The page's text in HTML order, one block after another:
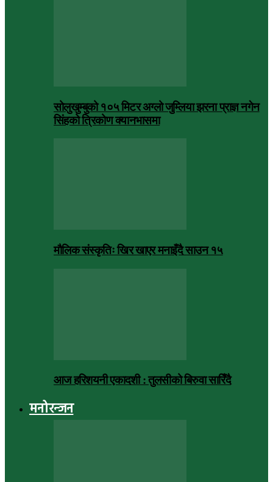
सोलुखुम्बुको १०५ मिटर अग्लो जुम्लिया झरना प्राज्ञ नगेन
सिंहको त्रिकोण क्यानभासमा
मौलिक संस्कृतिः खिर खाएर मनाइँदै साउन १५
आज हरिशयनी एकादशी : तुलसीको बिरुवा सारिँदै
मनोरन्जन